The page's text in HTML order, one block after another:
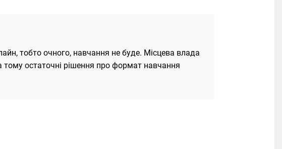
тобто очного, навчання не буде. Місцева влада
остаточні рішення про формат навчання